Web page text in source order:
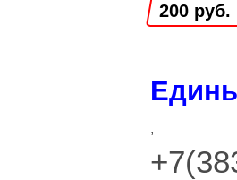
200 руб.
,